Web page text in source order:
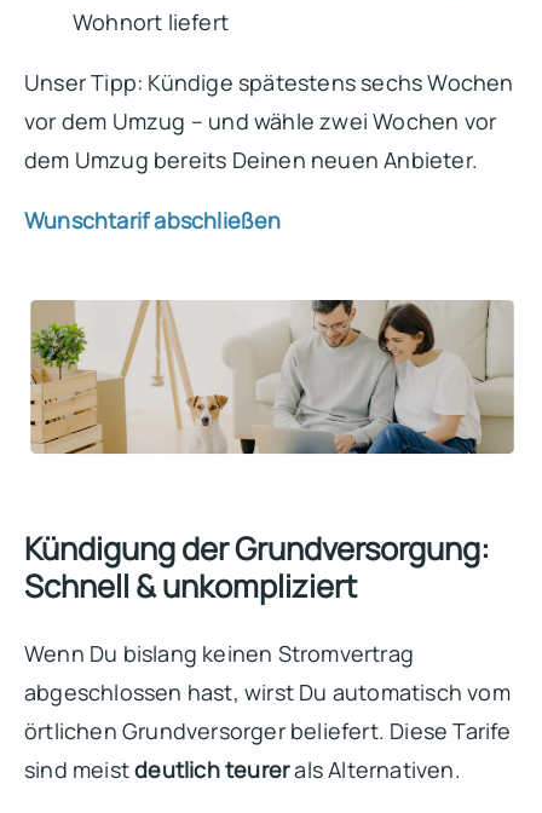
Wohnort liefert
Unser Tipp: Kündige spätestens sechs Wochen
vor dem Umzug – und wähle zwei Wochen vor
dem Umzug bereits Deinen neuen Anbieter.
Wunschtarif abschließen
Kündigung der Grundversorgung:
Schnell & unkompliziert
Wenn Du bislang keinen Stromvertrag
abgeschlossen hast, wirst Du automatisch vom
örtlichen Grundversorger beliefert. Diese Tarife
sind meistdeutlich teurerals Alternativen.